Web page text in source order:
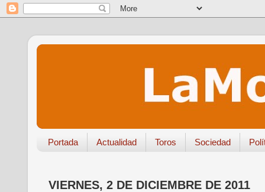
Portada Actualidad Toros Sociedad
VIERNES, 2 DE DICIEMBRE DE 2011